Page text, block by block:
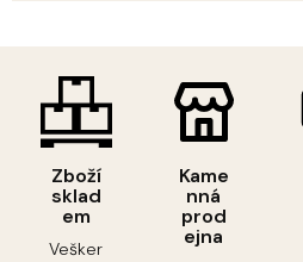
Zboží
sklad
em
Vešker
Kame
nná
prod
ejna